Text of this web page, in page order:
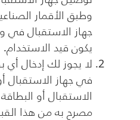
وطبق الأقمار
جهاز الاستقبال في
يكون قيد الاستخدام.
لا يجوز لك إدخال أي
في جهاز الاستقبال
الاستقبال أو
مصرح به من هذا